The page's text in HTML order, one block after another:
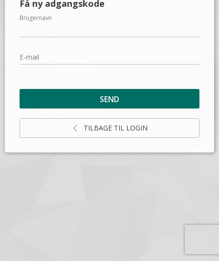
Få ny adgangskode
Brugernavn
E-mail
TILBAGE TIL LOGIN